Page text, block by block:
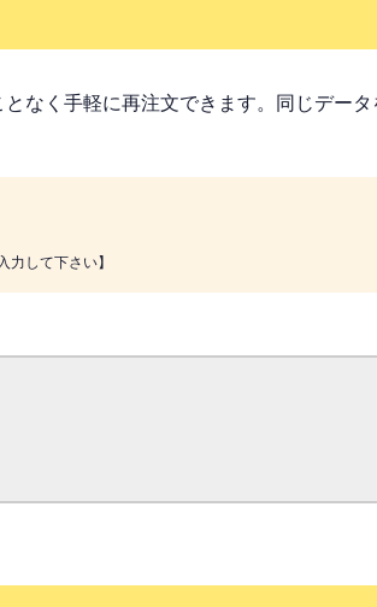
なく手軽に再注文できます。同じデー
して下さい】